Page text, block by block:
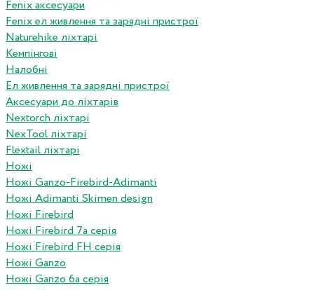
Fenix аксесуари
Fenix ел живлення та зарядні пристрої
Naturehike ліхтарі
Кемпінгові
Налобні
Ел живлення та зарядні пристрої
Аксесуари до ліхтарів
Nextorch ліхтарі
NexTool ліхтарі
Flextail ліхтарі
Ножі
Ножі Ganzo-Firebird-Adimanti
Ножі Adimanti Skimen design
Ножі Firebird
Ножі Firebird 7а серія
Ножі Firebird FH серія
Ножі Ganzo
Ножі Ganzo 6а серія